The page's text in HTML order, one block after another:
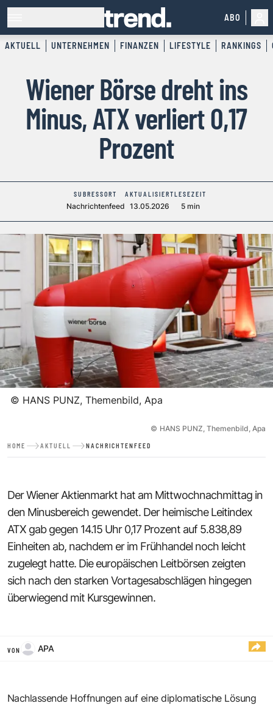
ABO
AKTUELL UNTERNEHMEN FINANZEN LIFESTYLE RANKINGS
Wiener Börse dreht ins
Minus, ATX verliert 0,17
Prozent
SUBRESSORT
Nachrichtenfeed
AKTUALISIERT
13.05.2026
LESEZEIT
5 min
© HANS PUNZ, Themenbild, Apa
© HANS PUNZ, Themenbild, Apa
HOME AKTUELL NACHRICHTENFEED
Der Wiener Aktienmarkt hat am Mittwochnachmittag in
den Minusbereich gewendet. Der heimische Leitindex
ATX gab gegen 14.15 Uhr 0,17 Prozent auf 5.838,89
Einheiten ab, nachdem er im Frühhandel noch leicht
zugelegt hatte. Die europäischen Leitbörsen zeigten
sich nach den starken Vortagesabschlägen hingegen
überwiegend mit Kursgewinnen.
VON APA
Nachlassende Hoffnungen auf eine diplomatische Lösung